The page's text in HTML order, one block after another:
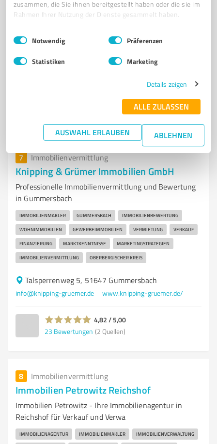
zusammen, die Sie ihnen bereitgestellt haben oder die sie im
Rahmen Ihrer Nutzung der Dienste gesammelt haben.
Impressum Datenschutzbestimmungen
Einwilligungsauswahl
Notwendig Präferenzen
Statistiken Marketing
Details zeigen
ALLE ZULASSEN
AUSWAHL ERLAUBEN ABLEHNEN
EXPERTISE LEISTUNGSVERSPRECHEN FACHLEUTE
Tel. +49 2722 6378660
info@kominos-immobilien.de
4,96 / 5,00
(2 Quellen)
7 Immobilienvermittlung
Knipping & Grümer Immobilien GmbH
Professionelle Immobilienvermittlung und Bewertung
in Gummersbach
IMMOBILIENMAKLER GUMMERSBACH IMMOBILIENBEWERTUNG
WOHNIMMOBILIEN GEWERBEIMMOBILIEN VERMIETUNG VERKAUF
FINANZIERUNG MARKTKENNTNISSE MARKETINGSTRATEGIEN
IMMOBILIENVERMITTLUNG OBERBERGISCHER KREIS
Talsperrenweg 5, 51647 Gummersbach
info@knipping-gruemer.de www.knipping-gruemer.de/
4,82 / 5,00
23 Bewertungen (2 Quellen)
8 Immobilienvermittlung
Immobilien Petrowitz Reichshof
Immobilien Petrowitz - Ihre Immobilienagentur in
Reichshof für Verkauf und Verwa
IMMOBILIENAGENTUR IMMOBILIENMAKLER IMMOBILIENVERWALTUNG